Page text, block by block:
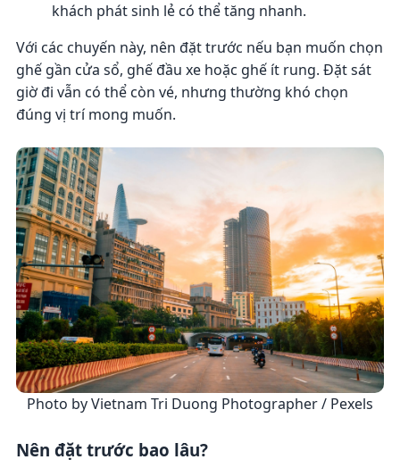
khách phát sinh lẻ có thể tăng nhanh.
Với các chuyến này, nên đặt trước nếu bạn muốn chọn
ghế gần cửa sổ, ghế đầu xe hoặc ghế ít rung. Đặt sát
giờ đi vẫn có thể còn vé, nhưng thường khó chọn
đúng vị trí mong muốn.
Photo by Vietnam Tri Duong Photographer / Pexels
Nên đặt trước bao lâu?